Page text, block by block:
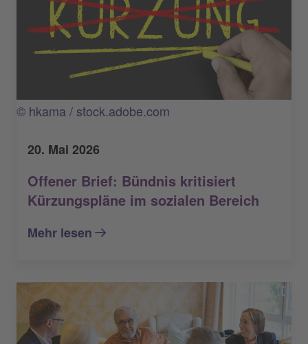
© hkama / stock.adobe.com
20. Mai 2026
Offener Brief: Bündnis kritisiert
Kürzungspläne im sozialen Bereich
Mehr lesen